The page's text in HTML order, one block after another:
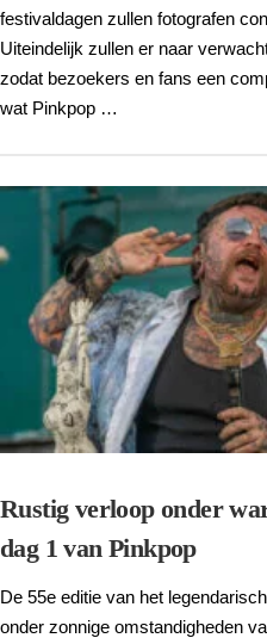
festivaldagen zullen fotografen
Uiteindelijk zullen er naar
zodat bezoekers en fans een
wat Pinkpop …
Rustig verloop onder
dag 1 van Pinkpop
De 55e editie van het
onder zonnige omstandigheden